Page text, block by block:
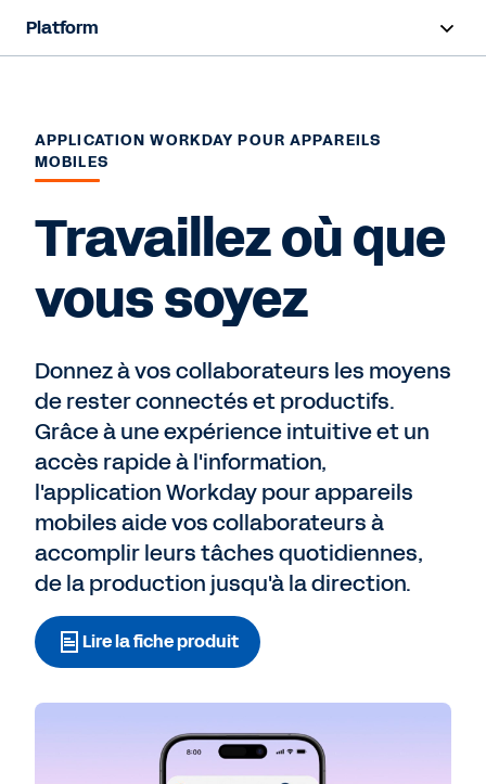
Platform
Fonctionnalités
Ressources
Nous contacter
APPLICATION WORKDAY POUR APPAREILS
MOBILES
Travaillez où que
vous soyez
Donnez à vos collaborateurs les moyens
de rester connectés et productifs.
Grâce à une expérience intuitive et un
accès rapide à l'information,
l'application Workday pour appareils
mobiles aide vos collaborateurs à
accomplir leurs tâches quotidiennes,
de la production jusqu'à la direction.
Lire la fiche produit